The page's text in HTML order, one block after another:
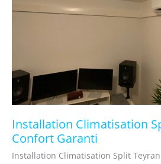
Installation Climatisation
Confort Garanti
Installation Climatisation Split